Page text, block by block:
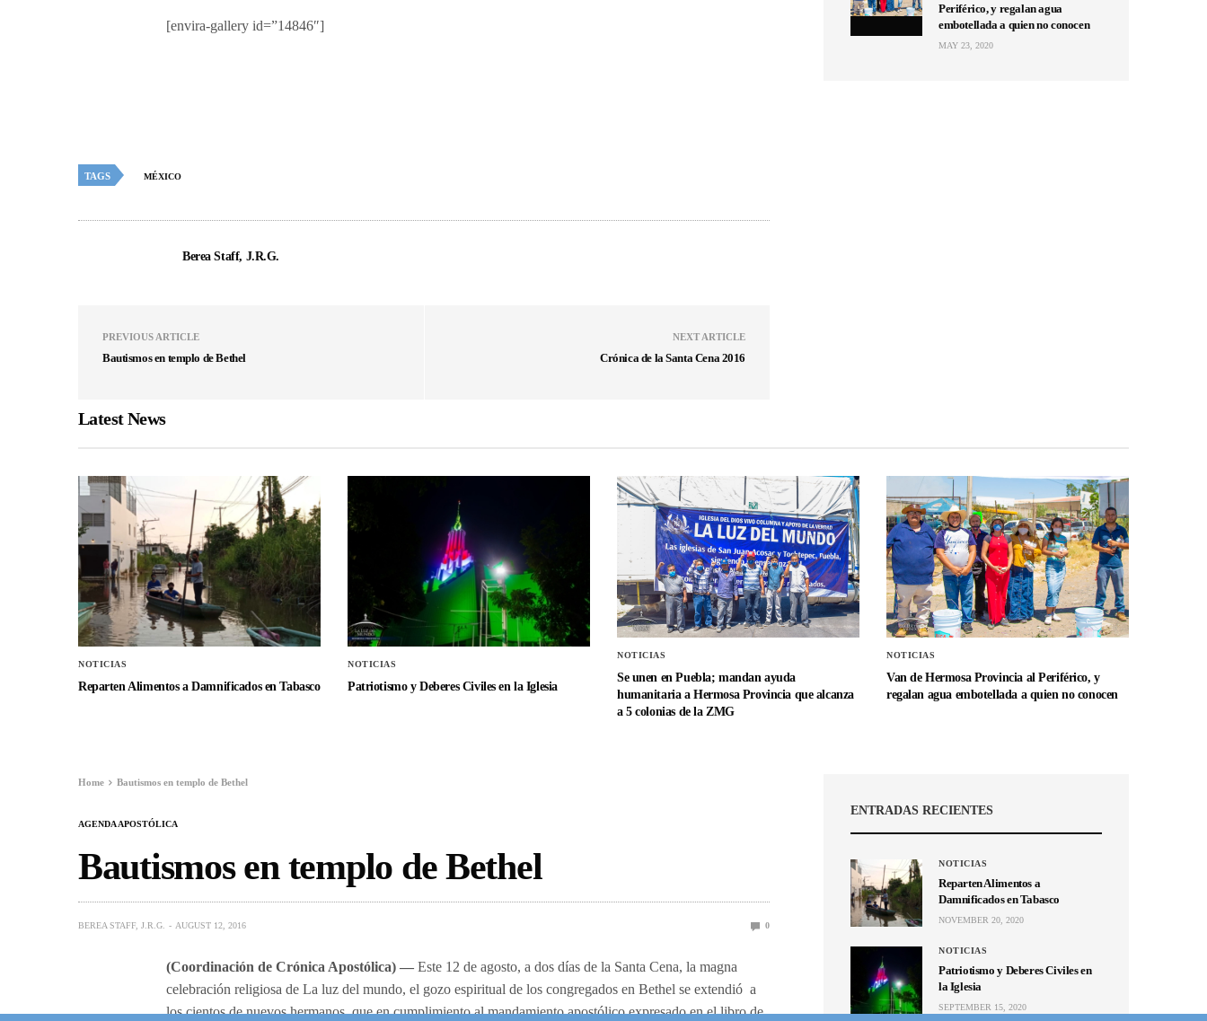
[envira-gallery id=”14846″]
TAGS MÉXICO
Berea Staff, J.R.G.
PREVIOUS ARTICLE
Bautismos en templo de Bethel
NEXT ARTICLE
Crónica de la Santa Cena 2016
Periférico, y regalan agua
embotellada a quien no conocen
MAY 23, 2020
Latest News
NOTICIAS
Reparten Alimentos a Damnificados en Tabasco
NOTICIAS
Patriotismo y Deberes Civiles en la Iglesia
NOTICIAS
Se unen en Puebla; mandan ayuda
humanitaria a Hermosa Provincia que alcanza
a 5 colonias de la ZMG
NOTICIAS
Van de Hermosa Provincia al Periférico, y
regalan agua embotellada a quien no conocen
Home Bautismos en templo de Bethel
AGENDA APOSTÓLICA
Bautismos en templo de Bethel
BEREA STAFF, J.R.G. AUGUST 12, 2016 0
(Coordinación de Crónica Apostólica) — Este 12 de agosto, a dos días de la Santa Cena, la magna
celebración religiosa de La luz del mundo, el gozo espiritual de los congregados en Bethel se extendió a
los cientos de nuevos hermanos, que en cumplimiento al mandamiento apostólico expresado en el libro de
ENTRADAS RECIENTES
NOTICIAS
Reparten Alimentos a
Damnificados en Tabasco
NOVEMBER 20, 2020
NOTICIAS
Patriotismo y Deberes Civiles en
la Iglesia
SEPTEMBER 15, 2020